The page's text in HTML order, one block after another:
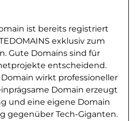
ist bereits registriert
exklusiv zum
Gute Domains sind für
entscheidend.
wirkt professioneller
Domain erzeugt
und eine eigene Domain
gegenüber Tech-Giganten.